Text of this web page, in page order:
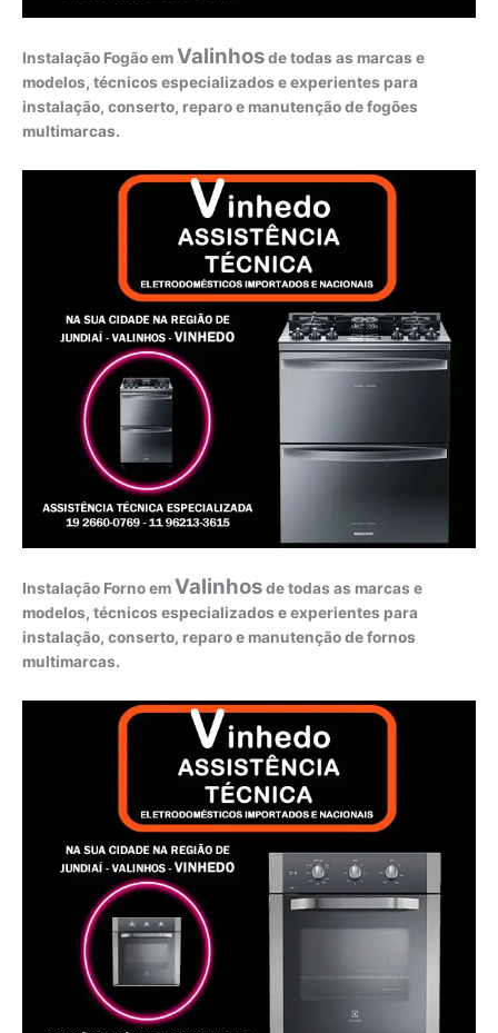
Instalação Fogão emValinhosde todas as marcas e
modelos, técnicos especializados e experientes para
instalação, conserto, reparo e manutenção de fogões
multimarcas.
Instalação Forno emValinhosde todas as marcas e
modelos, técnicos especializados e experientes para
instalação, conserto, reparo e manutenção de fornos
multimarcas.